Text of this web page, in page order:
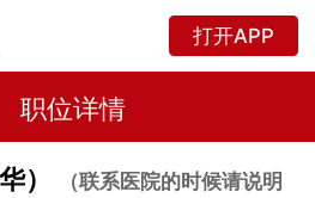
打开APP
职位详情
）
（联系医院的时候请说明